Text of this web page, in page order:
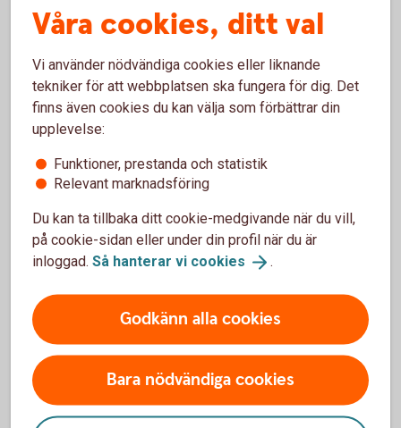
Om anställningen avslutas kan försäkringen överlåtas till ny
arbetsgivare. Den nya arbetsgivaren övertar då
premiebetalningen för Swedbank Pensionsplan
(ålderspension, sjukförsäkring och
premiebefrielseförsäkring) samt eventuella
tilläggsförsäkringar till exempel livförsäkring, olycksfall,
Vanliga frågor
fortsättningsförsäkring utan hälsoprövning?
Vad händer med försäkringen när jag avanmäler
en person i internetbanken?
Våra cookies, ditt val
Vi använder nödvändiga cookies eller liknande
tekniker för att webbplatsen ska fungera för dig. Det
finns även cookies du kan välja som förbättrar din
upplevelse:
Funktioner, prestanda och statistik
Relevant marknadsföring
Du kan ta tillbaka ditt cookie-medgivande när du vill,
på cookie-sidan eller under din profil när du är
inloggad. Så hanterar vi cookies .
Godkänn alla cookies
Bara nödvändiga cookies